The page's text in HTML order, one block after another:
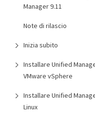
Manager 9.11
Note di rilascio
Inizia subito
Installare Unified
VMware vSphere
Installare Unified
Linux